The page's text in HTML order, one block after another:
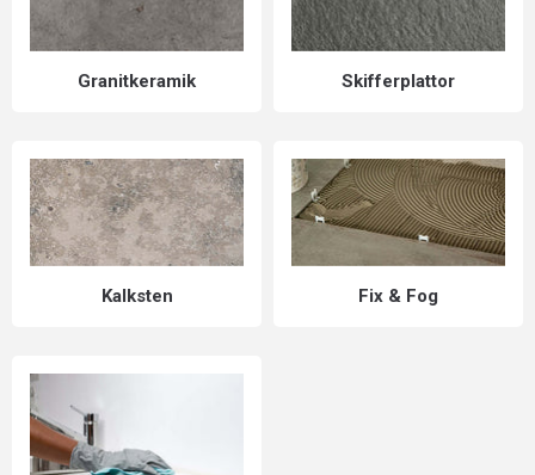
Granitkeramik Skifferplattor
Kalksten Fix & Fog